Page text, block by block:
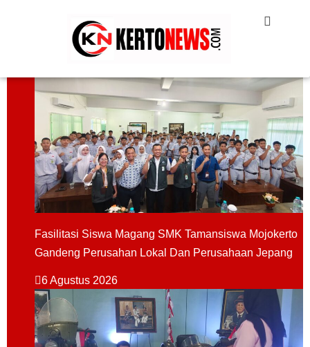
Fasilitasi Siswa Magang SMK Tamansiswa Mojokerto
Gandeng Perusahan Lokal Dan Perusahaan Jepang
6 Agustus 2026